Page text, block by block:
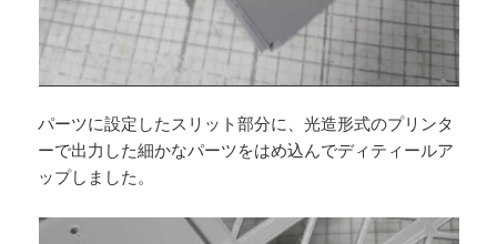
パーツに設定したスリット部分に、光造形式のプリンタ
ーで出力した細かなパーツをはめ込んでディティールア
ップしました。